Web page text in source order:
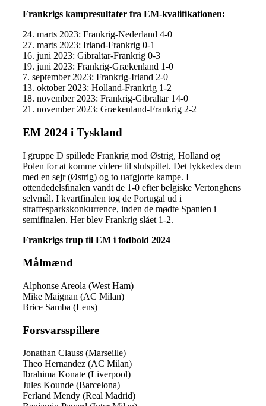
Frankrigs kampresultater fra EM-kvalifikationen:
24. marts 2023: Frankrig-Nederland 4-0
27. marts 2023: Irland-Frankrig 0-1
16. juni 2023: Gibraltar-Frankrig 0-3
19. juni 2023: Frankrig-Grækenland 1-0
7. september 2023: Frankrig-Irland 2-0
13. oktober 2023: Holland-Frankrig 1-2
18. november 2023: Frankrig-Gibraltar 14-0
21. november 2023: Grækenland-Frankrig 2-2
EM 2024 i Tyskland
I gruppe D spillede Frankrig mod Østrig, Holland og
Polen for at komme videre til slutspillet. Det lykkedes dem
med en sejr (Østrig) og to uafgjorte kampe. I
ottendedelsfinalen vandt de 1-0 efter belgiske Vertonghens
selvmål. I kvartfinalen tog de Portugal ud i
straffesparkskonkurrence, inden de mødte Spanien i
semifinalen. Her blev Frankrig slået 1-2.
Frankrigs trup til EM i fodbold 2024
Målmænd
Alphonse Areola (West Ham)
Mike Maignan (AC Milan)
Brice Samba (Lens)
Forsvarsspillere
Jonathan Clauss (Marseille)
Theo Hernandez (AC Milan)
Ibrahima Konate (Liverpool)
Jules Kounde (Barcelona)
Ferland Mendy (Real Madrid)